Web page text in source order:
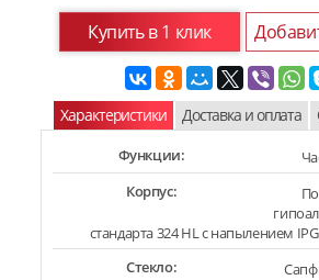
Купить в 1 клик
Характеристики Доставка и оплата
Функции:
Корпус:
стандарта 324 HL с напылением
Стекло: